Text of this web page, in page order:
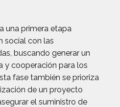
una primera etapa
social con las
buscando generar un
y cooperación para los
fase también se prioriza
de un proyecto
el suministro de